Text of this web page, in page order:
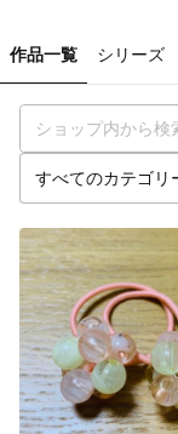
作品一覧 シリーズ